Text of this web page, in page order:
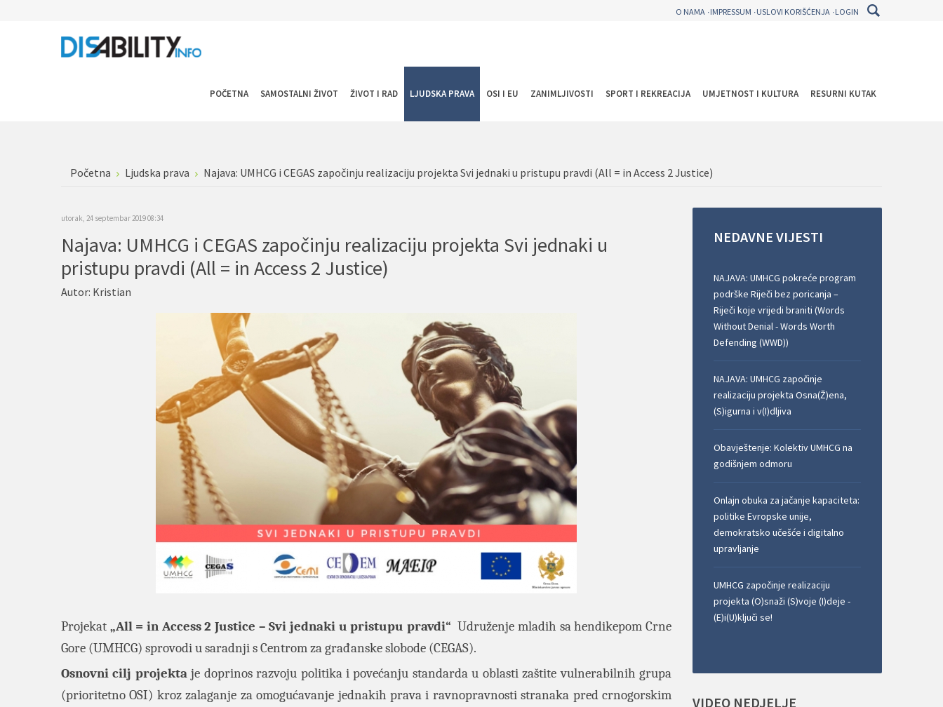
O NAMA IMPRESSUM USLOVI KORIŠĆENJA LOGIN
POČETNA SAMOSTALNI ŽIVOT ŽIVOT I RAD LJUDSKA PRAVA OSI I EU ZANIMLJIVOSTI SPORT I REKREACIJA UMJETNOST I KULTURA RESURNI KUTAK
Početna Ljudska prava Najava: UMHCG i CEGAS započinju realizaciju projekta Svi jednaki u pristupu pravdi (All = in Access 2 Justice)
utorak, 24 septembar 2019 08:34
Najava: UMHCG i CEGAS započinju realizaciju projekta Svi jednaki u
pristupu pravdi (All = in Access 2 Justice)
Autor: Kristian
Projekat „All = in Access 2 Justice – Svi jednaki u pristupu pravdi“ Udruženje mladih sa hendikepom Crne
Gore (UMHCG) sprovodi u saradnji s Centrom za građanske slobode (CEGAS).
Osnovni cilj projekta je doprinos razvoju politika i povećanju standarda u oblasti zaštite vulnerabilnih grupa
(prioritetno OSI) kroz zalaganje za omogućavanje jednakih prava i ravnopravnosti stranaka pred crnogorskim
NEDAVNE VIJESTI
NAJAVA: UMHCG pokreće program
podrške Riječi bez poricanja –
Riječi koje vrijedi braniti (Words
Without Denial - Words Worth
Defending (WWD))
NAJAVA: UMHCG započinje
realizaciju projekta Osna(Ž)ena,
(S)igurna i v(I)dljiva
Obavještenje: Kolektiv UMHCG na
godišnjem odmoru
Onlajn obuka za jačanje kapaciteta:
politike Evropske unije,
demokratsko učešće i digitalno
upravljanje
UMHCG započinje realizaciju
projekta (O)snaži (S)voje (I)deje -
(E)i(U)ključi se!
VIDEO NEDJELJE